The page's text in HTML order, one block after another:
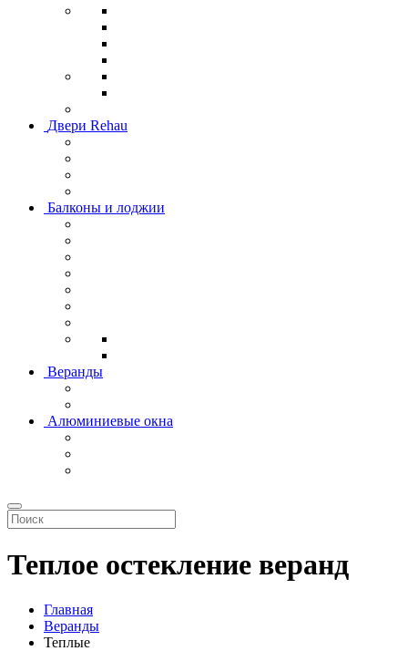
Двери Rehau
Балконы и лоджии
Веранды
Алюминиевые окна
Теплое остекление веранд
Главная
Веранды
Теплые